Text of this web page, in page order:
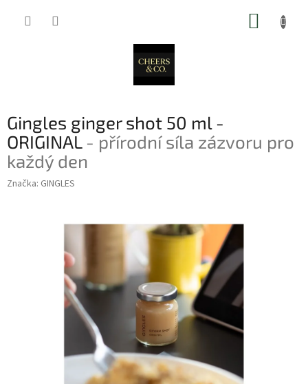
Gingles ginger shot 50 ml -
ORIGINAL - přírodní síla zázvoru pro
každý den
Značka: GINGLES